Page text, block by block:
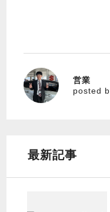
わたなべ
営業
posted
最新記事